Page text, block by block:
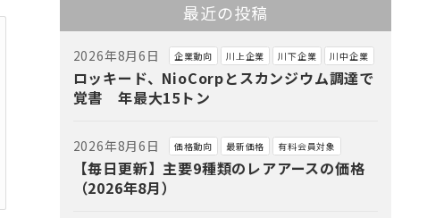
最近の投稿
2026年8月6日 企業動向 川上企業 川下企業 川中企業
ロッキード、NioCorpとスカンジウム調達で
覚書 年最大15トン
2026年8月6日 価格動向 最新価格 有料会員対象
【毎日更新】主要9種類のレアアースの価格
（2026年8月）